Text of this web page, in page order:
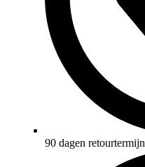
90 dagen retourtermijn